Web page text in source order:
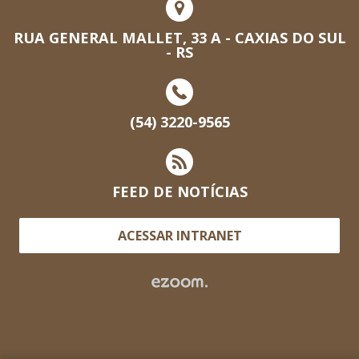
RUA GENERAL MALLET, 33 A - CAXIAS DO SUL
- RS
(54) 3220-9565
FEED DE NOTÍCIAS
ACESSAR INTRANET